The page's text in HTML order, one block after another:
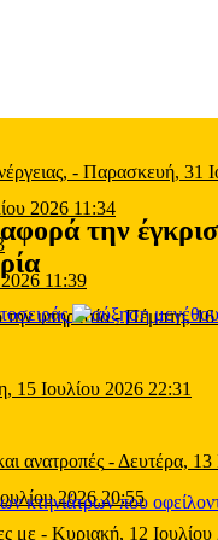
- Παρασκευή, 31
2026 11:34
11:39
υπηρεσία-Πέμπτη, 16
15 Ιουλίου 2026 22:31
ανατροπές -Δευτέρα, 13
2026 20:55
με - Κυριακή, 12
την